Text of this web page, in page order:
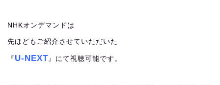
NHKオンデマンドは
先ほどもご紹介させていただいた
『 U-NEXT 』にて視聴可能です。